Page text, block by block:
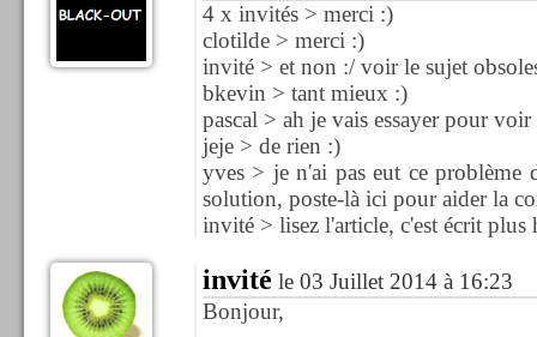
4 x invités > merci :)
clotilde > merci :)
invité > et non :/ voir le sujet
bkevin > tant mieux :)
pascal > ah je vais essayer pour voir
jeje > de rien :)
yves > je n'ai pas eut ce problème
solution, poste-là ici pour aider la
invité > lisez l'article, c'est écrit plus
invité le 03 Juillet 2014 à 16:23
Bonjour,